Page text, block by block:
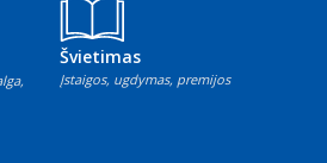
Švietimas
Įstaigos, ugdymas, premijos